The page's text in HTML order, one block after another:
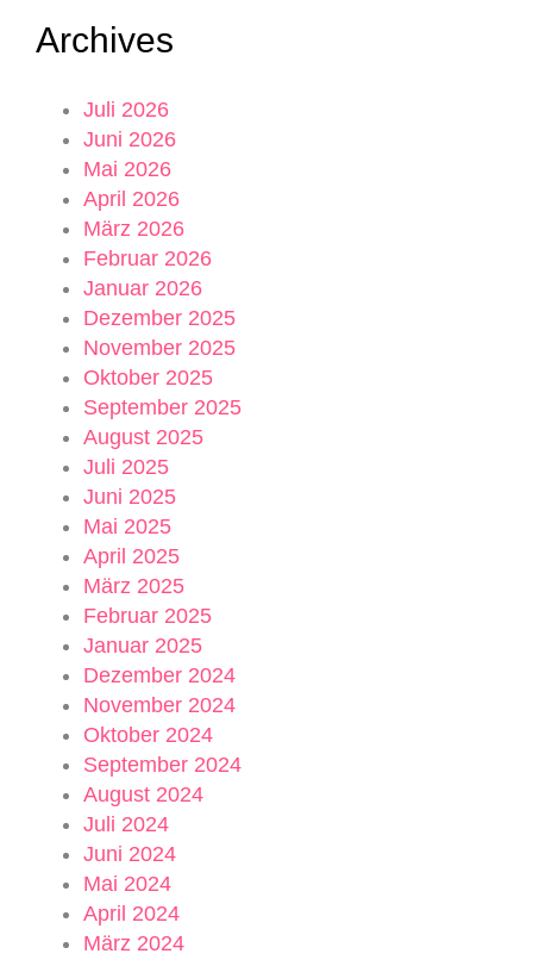
Archives
Juli 2026
Juni 2026
Mai 2026
April 2026
März 2026
Februar 2026
Januar 2026
Dezember 2025
November 2025
Oktober 2025
September 2025
August 2025
Juli 2025
Juni 2025
Mai 2025
April 2025
März 2025
Februar 2025
Januar 2025
Dezember 2024
November 2024
Oktober 2024
September 2024
August 2024
Juli 2024
Juni 2024
Mai 2024
April 2024
März 2024